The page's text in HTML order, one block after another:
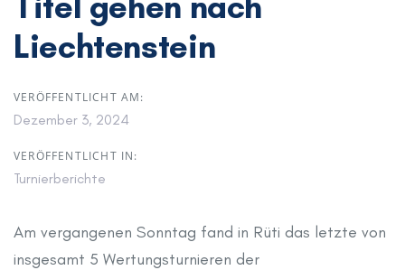
Liechtenstein
VERÖFFENTLICHT AM:
Dezember 3, 2024
VERÖFFENTLICHT IN:
Turnierberichte
Am vergangenen Sonntag fand in Rüti das letzte von
insgesamt 5 Wertungsturnieren der